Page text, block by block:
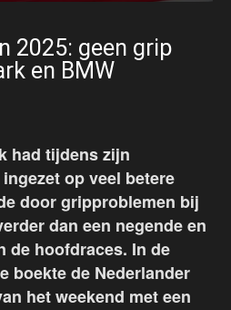
2025: geen grip
en BMW
had tijdens zijn
op veel betere
door gripproblemen bij
dan een negende en
de hoofdraces. In de
boekte de Nederlander
het weekend met een